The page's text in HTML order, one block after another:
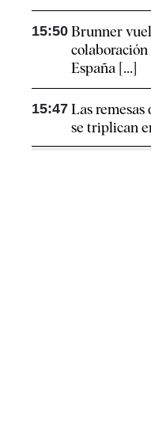
15:50 Brunner
España [...]
15:47 Las remesas
se triplican